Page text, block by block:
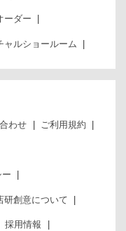
ーダー
ャルショールーム
わせ ご利用規約
研創意について
採用情報